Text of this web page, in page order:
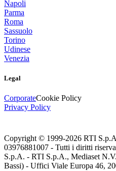
Napoli
Parma
Roma
Sassuolo
Torino
Udinese
Venezia
Legal
CorporateCookie Policy
Privacy Policy
Copyright © 1999-2026 RTI
03976881007 - Tutti i diritti
S.p.A. - RTI S.p.A., Mediaset
Bassi) - Uffici Viale Europa 46,